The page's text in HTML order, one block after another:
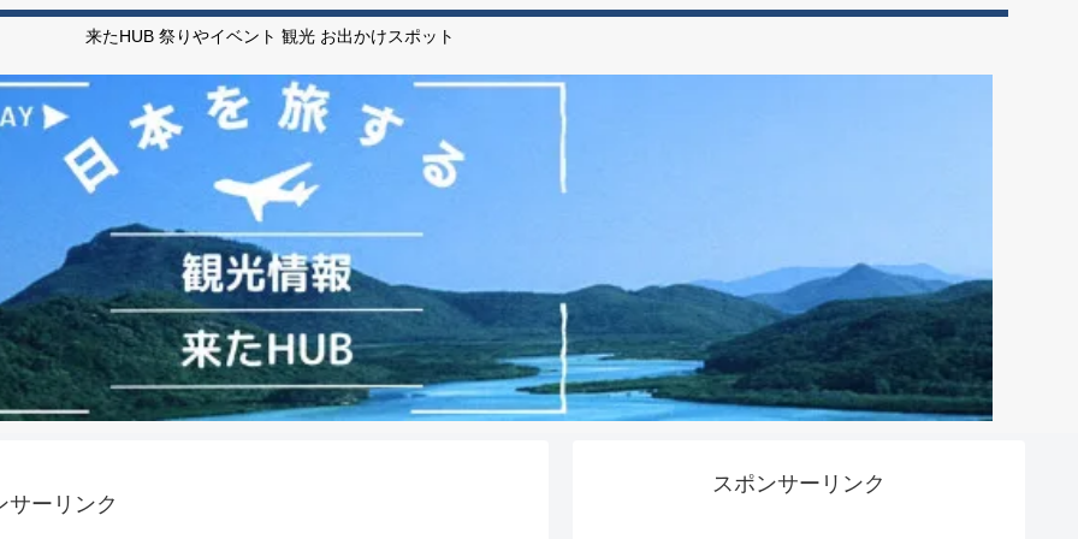
来たHUB 祭りやイベント 観光 お出かけスポット
サーリンク
スポンサーリンク